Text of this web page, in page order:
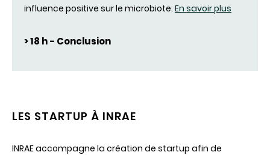
influence positive sur le microbiote. En savoir plus
> 18 h - Conclusion
LES STARTUP À INRAE
INRAE accompagne la création de startup afin de